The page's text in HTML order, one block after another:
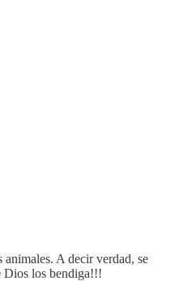
A decir verdad, se
Dios los bendiga!!!